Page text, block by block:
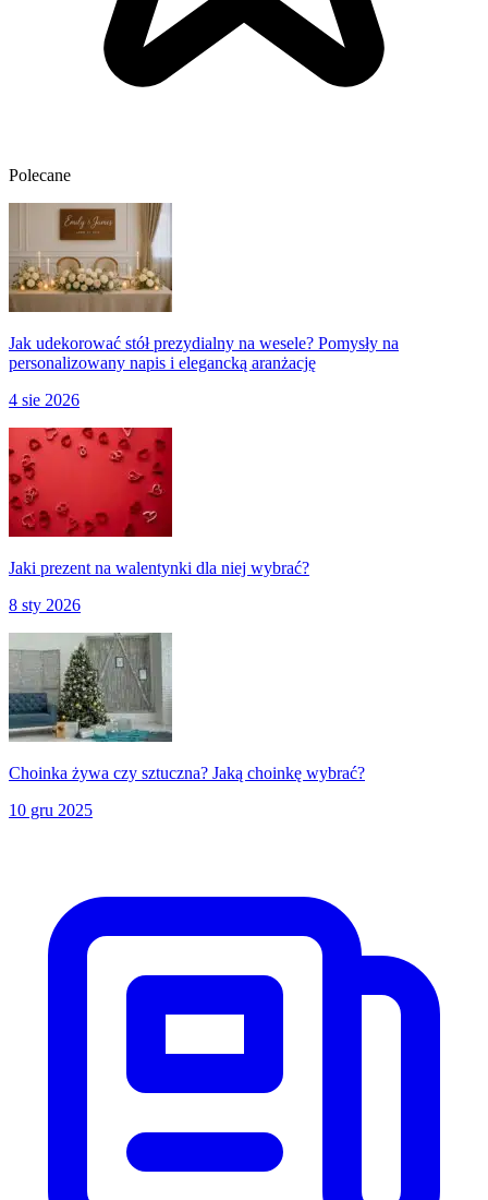
Polecane
Jak udekorować stół prezydialny na wesele? Pomysły na
personalizowany napis i elegancką aranżację
4 sie 2026
Jaki prezent na walentynki dla niej wybrać?
8 sty 2026
Choinka żywa czy sztuczna? Jaką choinkę wybrać?
10 gru 2025